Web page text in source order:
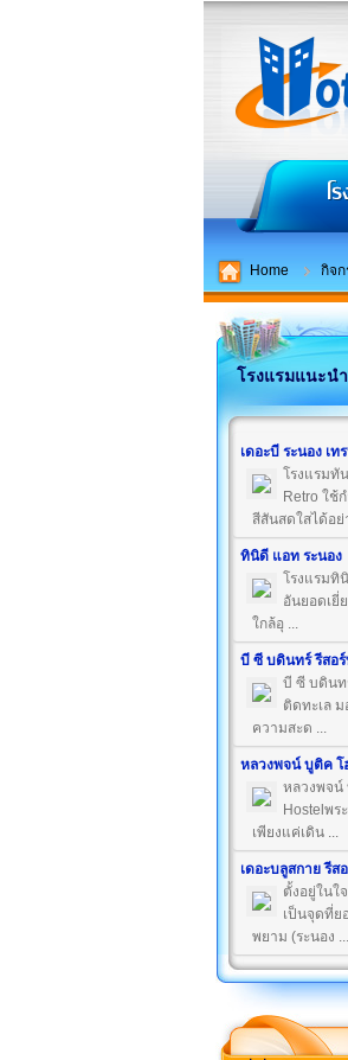
Home กิจก
โรงแรมแนะน
เดอะบี ระนอง เท
โรงแรมทั
Retro ใช้
สีสันสดใสได้อย่
ทินิดี แอท ระนอง
โรงแรมทิ
อันยอดเยี่
ใกล้อุ ...
บี ซี บดินทร์ รีสอ
บี ซี บดินท
ติดทะเล
ความสะด ...
หลวงพจน์ บูติค โ
หลวงพจน์
Hostelพร
เพียงแค่เดิน ...
เดอะบลูสกาย รีส
ตั้งอยู่ในใ
เป็นจุดที่ย
พยาม (ระนอง ...